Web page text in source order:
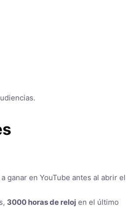
ganar en YouTube antes al abrir el
3000 horas de reloj en el último